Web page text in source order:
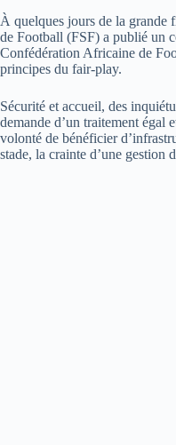
À quelques jours de la grande
de Football (FSF) a publié un
Confédération Africaine de
principes du fair-play.
Sécurité et accueil, des
demande d’un traitement égal
volonté de bénéficier
stade, la crainte d’une gestion